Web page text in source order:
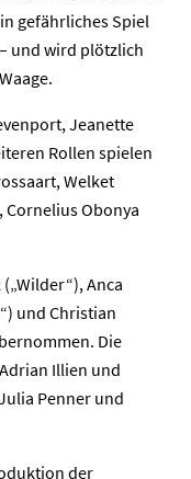
gefährliches Spiel
und wird plötzlich
Jeanette
Rollen spielen
Welket
Cornelius Obonya
Anca
und Christian
Die
Illien und
Penner und
der